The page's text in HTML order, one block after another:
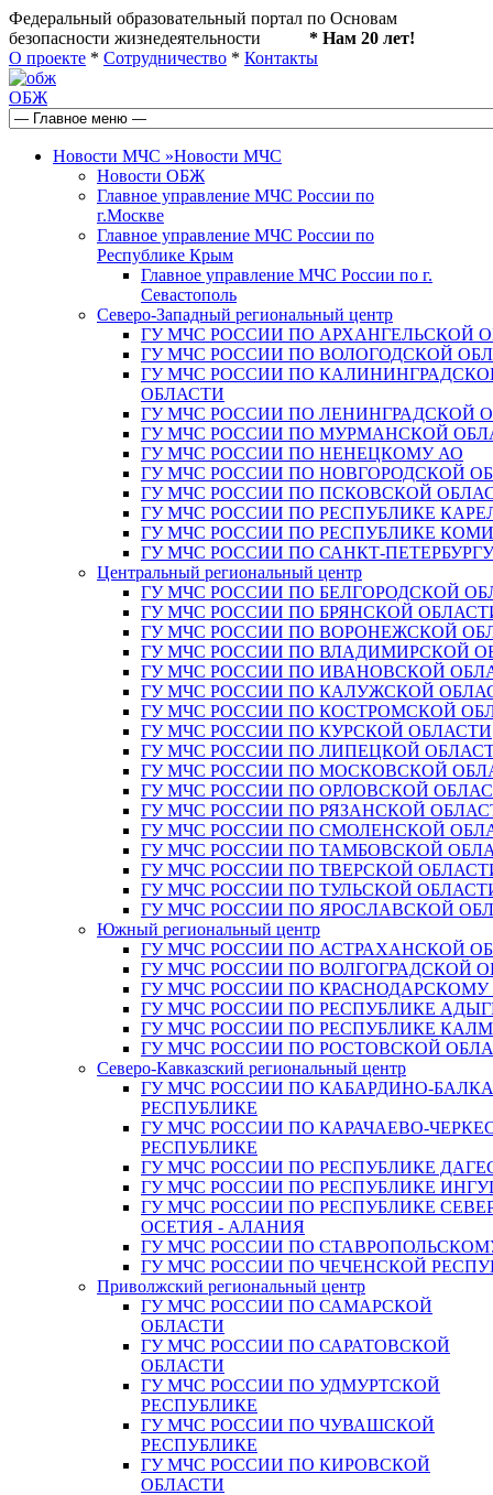
Федеральный образовательный портал по Основам
безопасности жизнедеятельности * Нам 20 лет!
О проекте * Сотрудничество * Контакты
ОБЖ
Новости МЧС »Новости МЧС
Новости ОБЖ
Главное управление МЧС России по
г.Москве
Главное управление МЧС России по
Республике Крым
Главное управление МЧС России по г.
Севастополь
Северо-Западный региональный центр
ГУ МЧС РОССИИ ПО АРХАНГЕЛЬСКОЙ
ГУ МЧС РОССИИ ПО ВОЛОГОДСКОЙ
ГУ МЧС РОССИИ ПО
ОБЛАСТИ
ГУ МЧС РОССИИ ПО ЛЕНИНГРАДСКОЙ
ГУ МЧС РОССИИ ПО МУРМАНСКОЙ
ГУ МЧС РОССИИ ПО НЕНЕЦКОМУ АО
ГУ МЧС РОССИИ ПО НОВГОРОДСКОЙ
ГУ МЧС РОССИИ ПО ПСКОВСКОЙ
ГУ МЧС РОССИИ ПО РЕСПУБЛИКЕ
ГУ МЧС РОССИИ ПО РЕСПУБЛИКЕ КОМИ
ГУ МЧС РОССИИ ПО САНКТ-ПЕТЕРБУРГУ
Центральный региональный центр
ГУ МЧС РОССИИ ПО БЕЛГОРОДСКОЙ
ГУ МЧС РОССИИ ПО БРЯНСКОЙ
ГУ МЧС РОССИИ ПО ВОРОНЕЖСКОЙ
ГУ МЧС РОССИИ ПО ВЛАДИМИРСКОЙ
ГУ МЧС РОССИИ ПО ИВАНОВСКОЙ
ГУ МЧС РОССИИ ПО КАЛУЖСКОЙ
ГУ МЧС РОССИИ ПО КОСТРОМСКОЙ
ГУ МЧС РОССИИ ПО КУРСКОЙ ОБЛАСТИ
ГУ МЧС РОССИИ ПО ЛИПЕЦКОЙ
ГУ МЧС РОССИИ ПО МОСКОВСКОЙ
ГУ МЧС РОССИИ ПО ОРЛОВСКОЙ
ГУ МЧС РОССИИ ПО РЯЗАНСКОЙ
ГУ МЧС РОССИИ ПО СМОЛЕНСКОЙ
ГУ МЧС РОССИИ ПО ТАМБОВСКОЙ
ГУ МЧС РОССИИ ПО ТВЕРСКОЙ
ГУ МЧС РОССИИ ПО ТУЛЬСКОЙ
ГУ МЧС РОССИИ ПО ЯРОСЛАВСКОЙ
Южный региональный центр
ГУ МЧС РОССИИ ПО АСТРАХАНСКОЙ
ГУ МЧС РОССИИ ПО ВОЛГОГРАДСКОЙ
ГУ МЧС РОССИИ ПО
ГУ МЧС РОССИИ ПО РЕСПУБЛИКЕ
ГУ МЧС РОССИИ ПО РЕСПУБЛИКЕ
ГУ МЧС РОССИИ ПО РОСТОВСКОЙ
Северо-Кавказский региональный центр
ГУ МЧС РОССИИ ПО КАБАРДИНО-
РЕСПУБЛИКЕ
ГУ МЧС РОССИИ ПО КАРАЧАЕВО-
РЕСПУБЛИКЕ
ГУ МЧС РОССИИ ПО РЕСПУБЛИКЕ
ГУ МЧС РОССИИ ПО РЕСПУБЛИКЕ
ГУ МЧС РОССИИ ПО РЕСПУБЛИКЕ
ОСЕТИЯ - АЛАНИЯ
ГУ МЧС РОССИИ ПО
ГУ МЧС РОССИИ ПО ЧЕЧЕНСКОЙ
Приволжский региональный центр
ГУ МЧС РОССИИ ПО САМАРСКОЙ
ОБЛАСТИ
ГУ МЧС РОССИИ ПО САРАТОВСКОЙ
ОБЛАСТИ
ГУ МЧС РОССИИ ПО УДМУРТСКОЙ
РЕСПУБЛИКЕ
ГУ МЧС РОССИИ ПО ЧУВАШСКОЙ
РЕСПУБЛИКЕ
ГУ МЧС РОССИИ ПО КИРОВСКОЙ
ОБЛАСТИ